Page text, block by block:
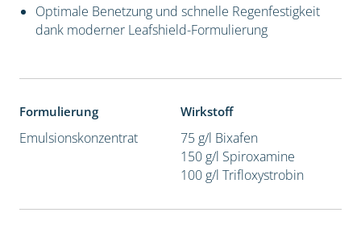
Optimale Benetzung und schnelle Regenfestigkeit
dank moderner Leafshield-Formulierung
Formulierung
Emulsionskonzentrat
Wirkstoff
75 g/l Bixafen
150 g/l Spiroxamine
100 g/l Trifloxystrobin